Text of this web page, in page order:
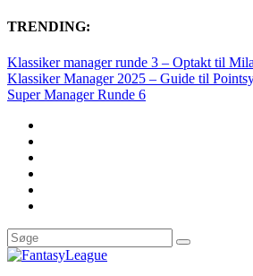
TRENDING:
Klassiker manager runde 3 – Optakt til
Klassiker Manager 2025 – Guide til
Super Manager Runde 6